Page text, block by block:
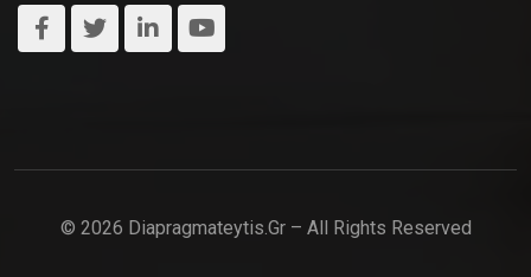
© 2026 Diapragmateytis.gr – All Rights Reserved